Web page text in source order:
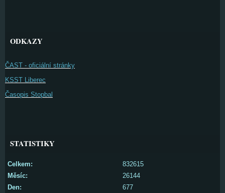
ODKAZY
ČAST - oficiální stránky
KSST Liberec
Časopis Stopbal
STATISTIKY
Celkem:
832615
Měsíc:
26144
Den:
677